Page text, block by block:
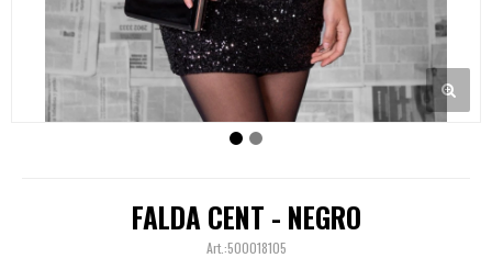
FALDA CENT - NEGRO
500018105